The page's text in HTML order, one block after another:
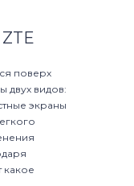
поверх
двух видов:
экраны
какое